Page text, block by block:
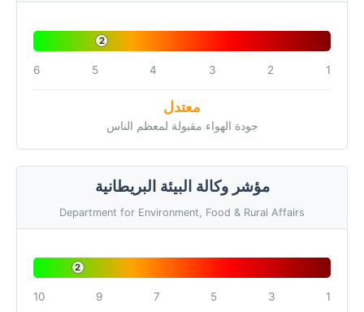
2
1
2
3
4
5
6
معتدل
جودة الهواء مقبولة لمعظم الناس
مؤشر وكالة البيئة البريطانية
Department for Environment, Food & Rural Affairs
2
1
3
5
7
9
10